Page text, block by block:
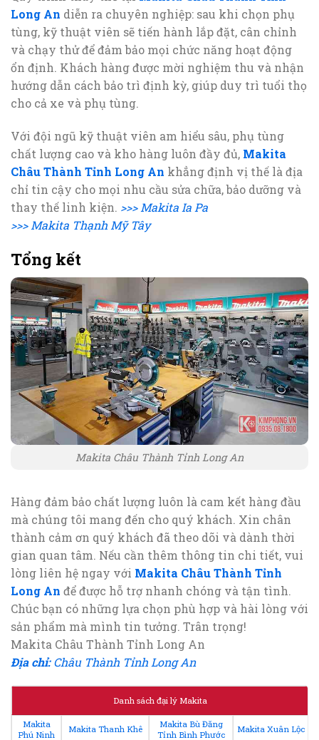
Long An diễn ra chuyên nghiệp: sau khi chọn phụ
tùng, kỹ thuật viên sẽ tiến hành lắp đặt, cân chỉnh
và chạy thử để đảm bảo mọi chức năng hoạt động
ổn định. Khách hàng được mời nghiệm thu và nhận
hướng dẫn cách bảo trì định kỳ, giúp duy trì tuổi thọ
cho cả xe và phụ tùng.
Với đội ngũ kỹ thuật viên am hiểu sâu, phụ tùng
chất lượng cao và kho hàng luôn đầy đủ, Makita
Châu Thành Tỉnh Long An khẳng định vị thế là địa
chỉ tin cậy cho mọi nhu cầu sửa chữa, bảo dưỡng và
thay thế linh kiện. >>> Makita Ia Pa
>>> Makita Thạnh Mỹ Tây
Tổng kết
Makita Châu Thành Tỉnh Long An
Hàng đảm bảo chất lượng luôn là cam kết hàng đầu
mà chúng tôi mang đến cho quý khách. Xin chân
thành cảm ơn quý khách đã theo dõi và dành thời
gian quan tâm. Nếu cần thêm thông tin chi tiết, vui
lòng liên hệ ngay với Makita Châu Thành Tỉnh
Long An để được hỗ trợ nhanh chóng và tận tình.
Chúc bạn có những lựa chọn phù hợp và hài lòng với
sản phẩm mà mình tin tưởng. Trân trọng!
Makita Châu Thành Tỉnh Long An
Địa chỉ:Châu Thành Tỉnh Long An
Danh sách đại lý Makita
Makita
Phú Ninh
Makita Thanh Khê
Makita Bù Đăng
Tỉnh Bình Phước
Makita Xuân Lộc